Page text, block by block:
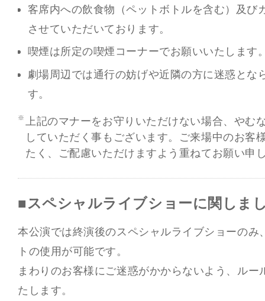
客席内への飲食物（ペットボトルを含む）及び
させていただいております。
喫煙は所定の喫煙コーナーでお願いいたします
劇場周辺では通行の妨げや近隣の方に迷惑とな
す。
上記のマナーをお守りいただけない場合、やむ
していただく事もございます。ご来場中のお客
たく、ご配慮いただけますよう重ねてお願い申
■スペシャルライブショーに関しま
本公演では終演後のスペシャルライブショーの
トの使用が可能です。
まわりのお客様にご迷惑がかからないよう、ル
たします。